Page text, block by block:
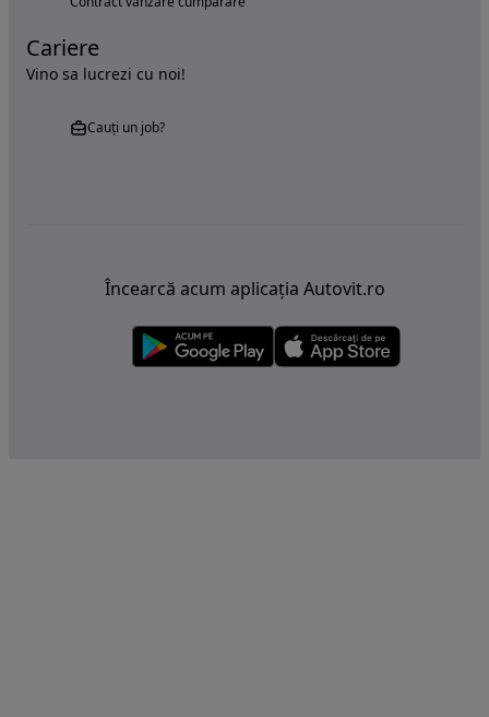
Cariere
Vino sa lucrezi cu noi!
Cauți un job?
Încearcă acum aplicația Autovit.ro